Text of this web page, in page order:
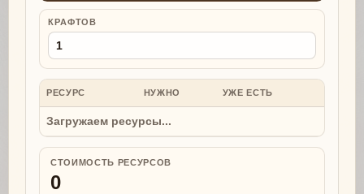
КРАФТОВ
РЕСУРС НУЖНО УЖЕ ЕСТЬ
Загружаем ресурсы...
СТОИМОСТЬ РЕСУРСОВ
0